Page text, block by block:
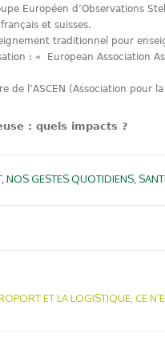
Européen d’Observations
et suisses.
traditionnel pour
: « European Association
de l’ASCEN (Association
: quels impacts ?
, NOS GESTES QUOTIDIENS
ET LA LOGISTIQUE, CE